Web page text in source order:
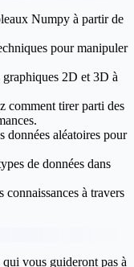
Numpy à partir de
pour manipuler
graphiques 2D et 3D à
comment tirer parti des
données aléatoires pour
de données dans
à travers
vous guideront pas à